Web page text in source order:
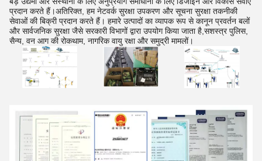
प्रदान करते हैं।अतिरिक्त, हम नेटवर्क सुरक्षा उपकरण और सूचना सुरक्षा तकनीकी
सेवाओं की बिक्री प्रदान करते हैं। हमारे उत्पादों का व्यापक रूप से कानून प्रवर्तन बलों
और सार्वजनिक सुरक्षा जैसे सरकारी विभागों द्वारा उपयोग किया जाता है,सशस्त्र पुलिस,
सैन्य, वन आग की रोकथाम, नागरिक वायु रक्षा और समुद्री मामलों।